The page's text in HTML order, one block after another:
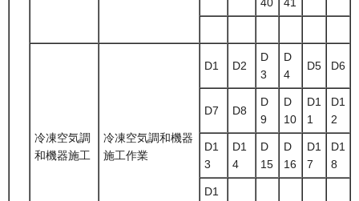
冷凍空気調
和機器施工
冷凍空気調和機器
施工作業
D1 D2
D
3
D
4
D5 D6
D7 D8
D
9
D
10
D1
1
D1
2
D1
3
D1
4
D
15
D
16
D1
7
D1
8
D1